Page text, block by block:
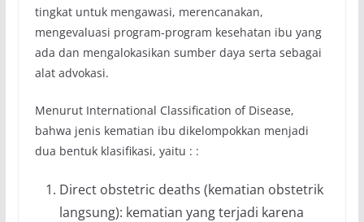
tingkat untuk mengawasi, merencanakan,
mengevaluasi program-program kesehatan ibu yang
ada dan mengalokasikan sumber daya serta sebagai
alat advokasi.
Menurut International Classification of Disease,
bahwa jenis kematian ibu dikelompokkan menjadi
dua bentuk klasifikasi, yaitu : :
Direct obstetric deaths (kematian obstetrik
langsung): kematian yang terjadi karena